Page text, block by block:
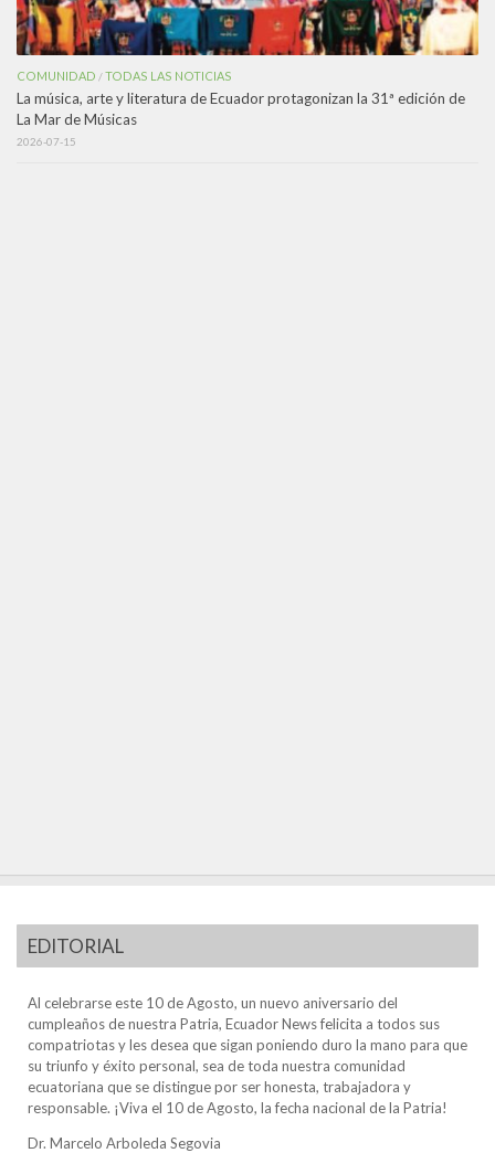
COMUNIDAD /TODAS LAS NOTICIAS
La música, arte y literatura de Ecuador protagonizan la 31ª edición de
La Mar de Músicas
2026-07-15
EDITORIAL
Al celebrarse este 10 de Agosto, un nuevo aniversario del
cumpleaños de nuestra Patria, Ecuador News felicita a todos sus
compatriotas y les desea que sigan poniendo duro la mano para que
su triunfo y éxito personal, sea de toda nuestra comunidad
ecuatoriana que se distingue por ser honesta, trabajadora y
responsable. ¡Viva el 10 de Agosto, la fecha nacional de la Patria!
Dr. Marcelo Arboleda Segovia